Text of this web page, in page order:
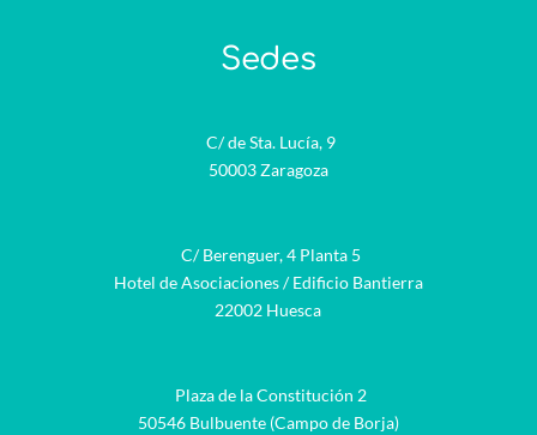
Sedes
C/ de Sta. Lucía, 9
50003 Zaragoza
C/ Berenguer, 4 Planta 5
Hotel de Asociaciones / Edificio Bantierra
22002 Huesca
Plaza de la Constitución 2
50546 Bulbuente (Campo de Borja)